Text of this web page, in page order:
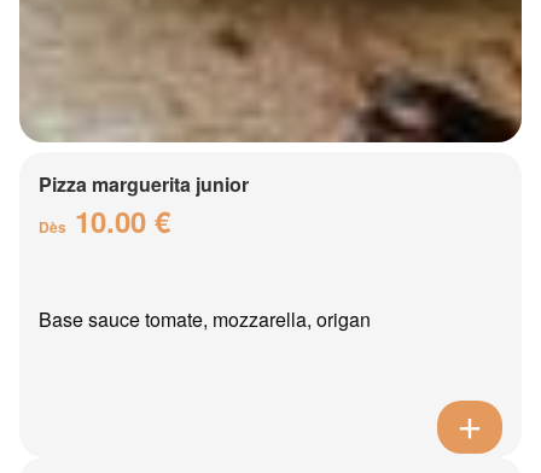
Pizza marguerita junior
Dès 10.00 €
Base sauce tomate, mozzarella, origan